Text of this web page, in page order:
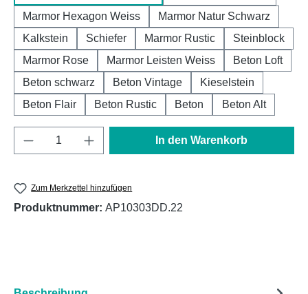
Marmor Hexagon Weiss
Marmor Natur Schwarz
Kalkstein
Schiefer Marmor Rustic
Steinblock
Marmor Rose
Marmor Leisten Weiss
Beton Loft
Beton schwarz
Beton Vintage
Kieselstein
Beton Flair
Beton Rustic Beton Beton Alt
Produkt Anzahl: Gib den gewünschten
In den Warenkorb
Zum Merkzettel hinzufügen
Produktnummer: AP10303DD.22